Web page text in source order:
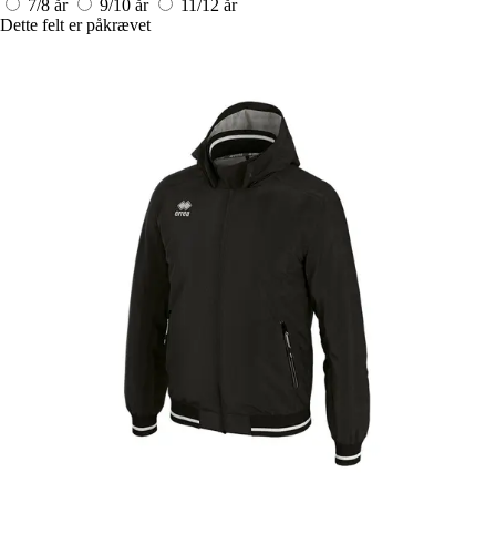
7/8 år
9/10 år
11/12 år
Dette felt er påkrævet